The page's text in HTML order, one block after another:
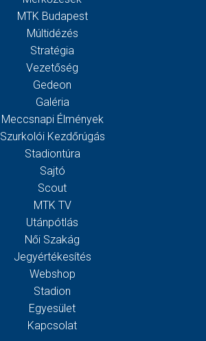
MTK Budapest
Múltidézés
Stratégia
Vezetőség
Gedeon
Galéria
Meccsnapi Élmények
Szurkolói Kezdőrúgás
Stadiontúra
Sajtó
Scout
MTK TV
Utánpótlás
Női Szakág
Jegyértékesítés
Webshop
Stadion
Egyesület
Kapcsolat